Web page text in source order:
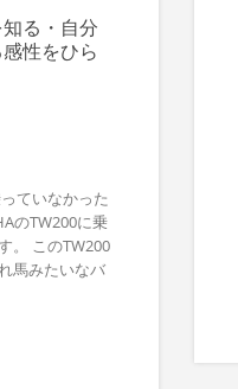
る・自分
性をひら
ていなかった
のTW200に乗
。 このTW200
馬みたいなバ